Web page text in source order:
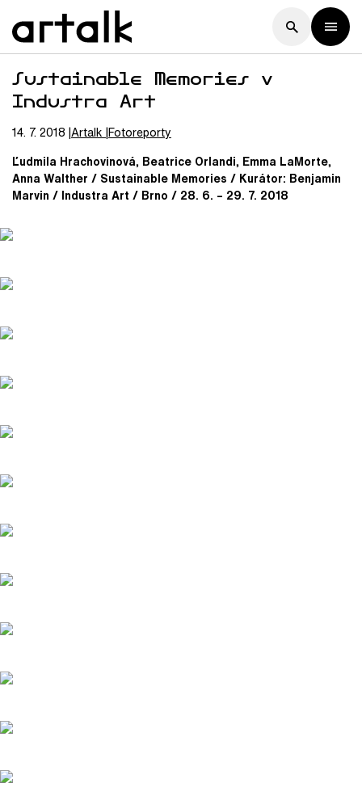
Sustainable Memories v
Industra Art
14. 7. 2018 Artalk Fotoreporty
Ľudmila Hrachovinová, Beatrice Orlandi, Emma LaMorte,
Anna Walther / Sustainable Memories / Kurátor: Benjamin
Marvin / Industra Art / Brno / 28. 6. – 29. 7. 2018